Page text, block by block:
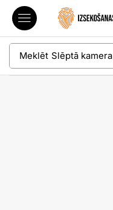
Meklēt Slēptā kamera